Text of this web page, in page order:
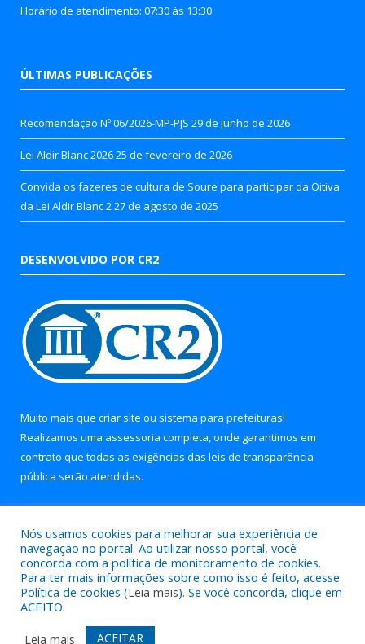
Horário de atendimento: 07:30 às 13:30
ÚLTIMAS PUBLICAÇÕES
Recomendação Nº 06/2026-MP-PJS 29 de junho de 2026
Lei Aldir Blanc 202625 de fevereiro de 2026
Convida os fazeres de cultura de Soure para participar da Oitiva
da Lei Aldir Blanc 227 de agosto de 2025
DESENVOLVIDO POR CR2
Muito mais que criar site ou sistema para prefeituras!
Realizamos uma assessoria completa, onde garantimos em
contrato que todas as exigências das leis de transparência
pública serão atendidas.
Todos os direitos reservados a Prefeitura Municipal de Soure.
Mapa do Site Acessar Área Administrativa
Nós usamos cookies para melhorar sua experiência de
navegação no portal. Ao utilizar nosso portal, você
concorda com a política de monitoramento de cookies.
Para ter mais informações sobre como isso é feito, acesse
Política de cookies (Leia mais). Se você concorda, clique em
ACEITO.
Leia mais
ACEITAR